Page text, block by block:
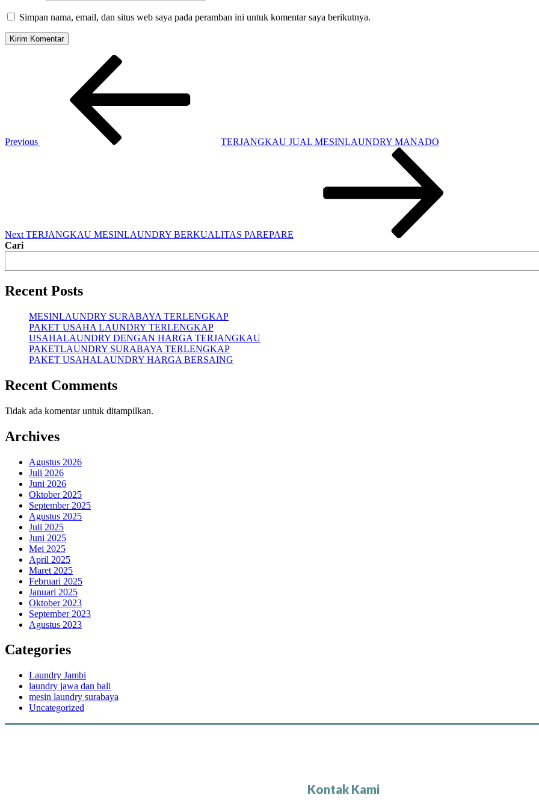
Simpan nama, email, dan situs web saya pada peramban ini untuk komentar saya berikutnya.
Previous TERJANGKAU JUAL MESINLAUNDRY MANADO
Next TERJANGKAU MESINLAUNDRY BERKUALITAS PAREPARE
Cari
Recent Posts
MESINLAUNDRY SURABAYA TERLENGKAP
PAKET USAHA LAUNDRY TERLENGKAP
USAHALAUNDRY DENGAN HARGA TERJANGKAU
PAKETLAUNDRY SURABAYA TERLENGKAP
PAKET USAHALAUNDRY HARGA BERSAING
Recent Comments
Tidak ada komentar untuk ditampilkan.
Archives
Agustus 2026
Juli 2026
Juni 2026
Oktober 2025
September 2025
Agustus 2025
Juli 2025
Juni 2025
Mei 2025
April 2025
Maret 2025
Februari 2025
Januari 2025
Oktober 2023
September 2023
Agustus 2023
Categories
Laundry Jambi
laundry jawa dan bali
mesin laundry surabaya
Uncategorized
Kontak Kami